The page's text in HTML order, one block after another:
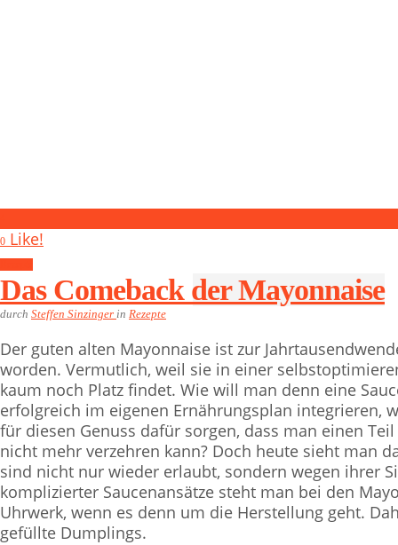
0 Like!
Das Comeback der Mayonnaise
durch Steffen Sinzinger in Rezepte
Der guten alten Mayonnaise ist zur
worden. Vermutlich, weil sie in einer
kaum noch Platz findet. Wie will man denn eine
erfolgreich im eigenen Ernährungsplan integrieren,
für diesen Genuss dafür sorgen, dass man einen
nicht mehr verzehren kann? Doch heute sieht man
sind nicht nur wieder erlaubt, sondern wegen ihrer
komplizierter Saucenansätze steht man bei den
Uhrwerk, wenn es denn um die Herstellung geht.
gefüllte Dumplings.